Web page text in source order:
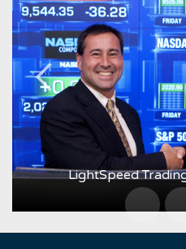
Slide 3 of